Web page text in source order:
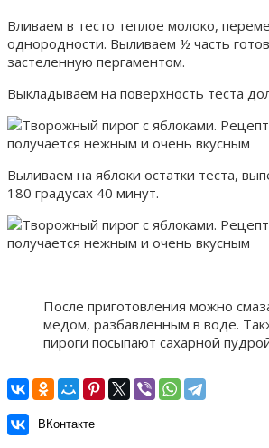
Вливаем в тесто теплое молоко,
однородности. Выливаем ½ часть
застеленную пергаментом.
Выкладываем на поверхность теста
Выливаем на яблоки остатки теста,
180 градусах 40 минут.
После приготовления можно
медом, разбавленным в воде.
пироги посыпают сахарной
ВКонтакте